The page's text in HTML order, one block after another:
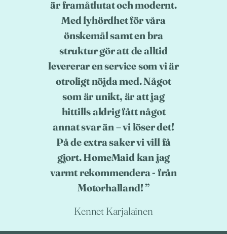
är framåtlutat och modernt.
Med lyhördhet för våra
önskemål samt en bra
struktur gör att de alltid
levererar en service som vi är
otroligt nöjda med. Något
som är unikt, är att jag
hittills aldrig fått något
annat svar än – vi löser det!
På de extra saker vi vill få
gjort. HomeMaid kan jag
varmt rekommendera - från
Motorhalland!
Kennet Karjalainen